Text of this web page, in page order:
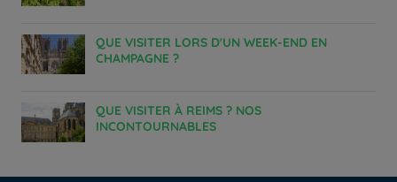
QUE VISITER LORS D'UN WEEK-END EN
CHAMPAGNE ?
QUE VISITER À REIMS ? NOS
INCONTOURNABLES
Hôtels à Bordeaux
Hôtels à Marseille
Hôtels à Amsterdam